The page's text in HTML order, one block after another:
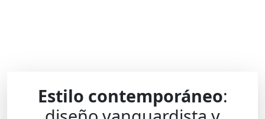
Estilo contemporáneo: